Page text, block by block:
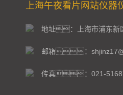
上海午夜看片网站仪器
地址：上海市浦东新
邮箱：
传真：021-